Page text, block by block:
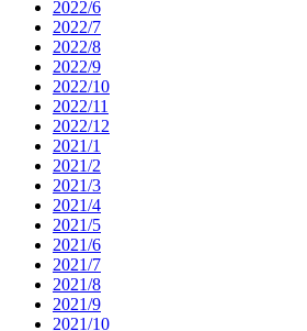
2022/6
2022/7
2022/8
2022/9
2022/10
2022/11
2022/12
2021/1
2021/2
2021/3
2021/4
2021/5
2021/6
2021/7
2021/8
2021/9
2021/10